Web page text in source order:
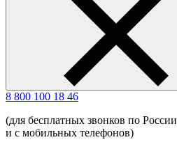
8 800 100 18 46
(для бесплатных звонков по России
и с мобильных телефонов)